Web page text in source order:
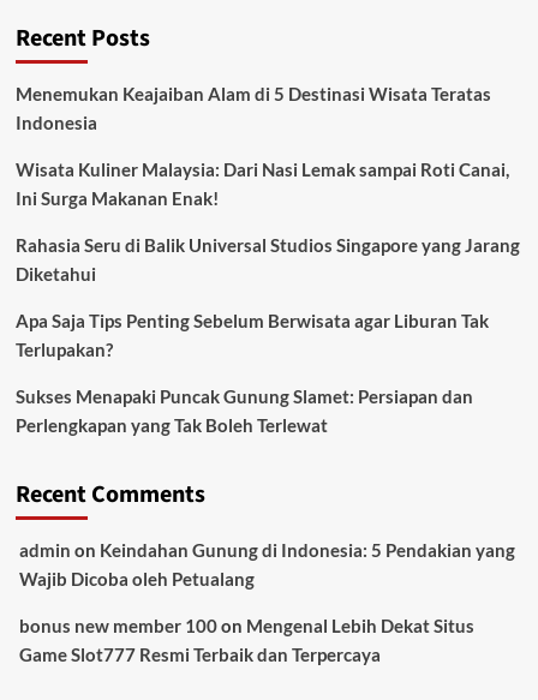
Recent Posts
Menemukan Keajaiban Alam di 5 Destinasi Wisata Teratas
Indonesia
Wisata Kuliner Malaysia: Dari Nasi Lemak sampai Roti Canai,
Ini Surga Makanan Enak!
Rahasia Seru di Balik Universal Studios Singapore yang Jarang
Diketahui
Apa Saja Tips Penting Sebelum Berwisata agar Liburan Tak
Terlupakan?
Sukses Menapaki Puncak Gunung Slamet: Persiapan dan
Perlengkapan yang Tak Boleh Terlewat
Recent Comments
admin on Keindahan Gunung di Indonesia: 5 Pendakian yang
Wajib Dicoba oleh Petualang
bonus new member 100on Mengenal Lebih Dekat Situs
Game Slot777 Resmi Terbaik dan Terpercaya